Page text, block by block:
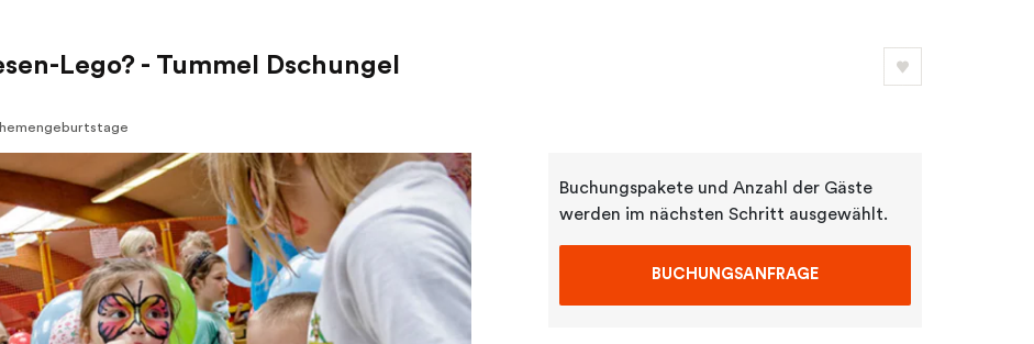
Lego? - Tummel Dschungel
Buchungspakete und Anzahl der Gäste
werden im nächsten Schritt ausgewählt.
BUCHUNGSANFRAGE